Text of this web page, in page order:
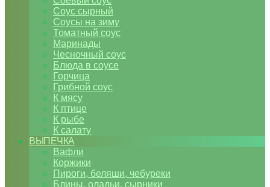
Соус сырный
Соусы на зиму
Томатный соус
Маринады
Чесночный соус
Блюда в соусе
Горчица
Грибной соус
К мясу
К птице
К рыбе
К салату
ВЫПЕЧКА
Вафли
Коржики
Пироги, беляши, чебуреки
Блины, оладьи, сырники